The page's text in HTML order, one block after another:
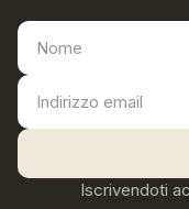
Iscrivendoti